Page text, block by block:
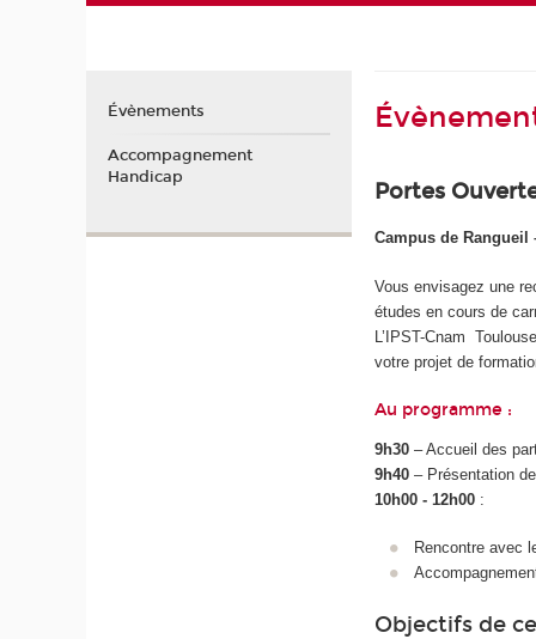
Portes
Campus de Rangueil
Vous envisagez une
études en cours de
L’IPST-Cnam
votre projet de
Au programme :
9h30 – Accueil des
9h40 – Présentation
10h00 - 12h00 :
Rencontre avec
Objectifs de
Évènements
Accompagnement
Handicap